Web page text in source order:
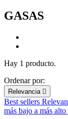
GASAS
Hay 1 producto.
Ordenar por:
Relevancia 
Best sellers
más bajo a más alto